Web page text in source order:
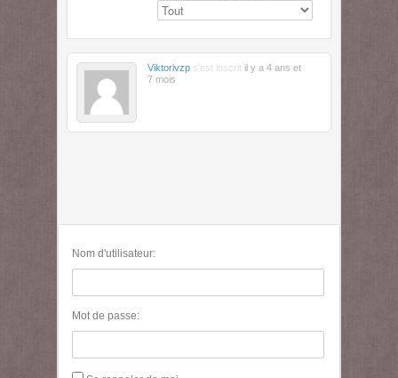
Viktorivzp s'est inscrit il y a 4 ans et
7 mois
Nom d'utilisateur:
Mot de passe: